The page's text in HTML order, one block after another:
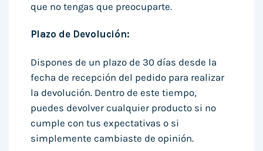
que no tengas que preocuparte.
Plazo de Devolución:
Dispones de un plazo de 30 días desde la
fecha de recepción del pedido para realizar
la devolución. Dentro de este tiempo,
puedes devolver cualquier producto si no
cumple con tus expectativas o si
simplemente cambiaste de opinión.